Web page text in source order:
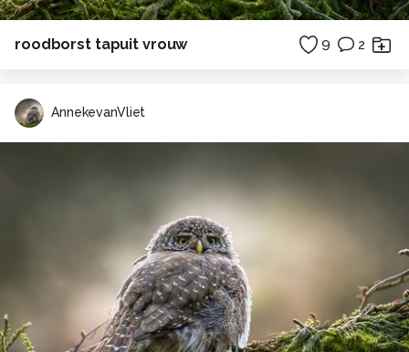
roodborst tapuit vrouw 9 2
AnnekevanVliet